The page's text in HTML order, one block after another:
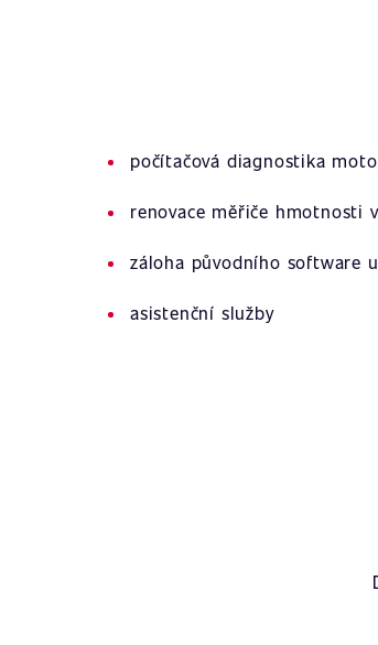
počítačová diagnostika
renovace měřiče hmotnosti
záloha původního software
asistenční služby